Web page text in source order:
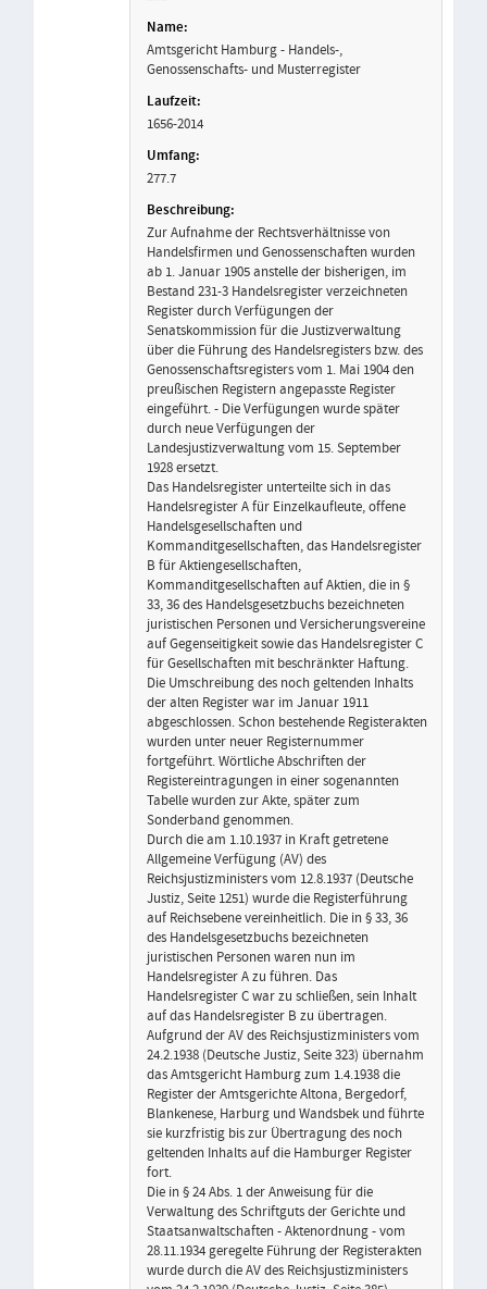
Amtsgericht Hamburg - Handels-,
Genossenschafts- und Musterregister
1656-2014
277.7
Zur Aufnahme der Rechtsverhältnisse von
Handelsfirmen und Genossenschaften wurden
ab 1. Januar 1905 anstelle der bisherigen, im
Bestand 231-3 Handelsregister verzeichneten
Register durch Verfügungen der
Senatskommission für die Justizverwaltung
über die Führung des Handelsregisters bzw. des
Genossenschaftsregisters vom 1. Mai 1904 den
preußischen Registern angepasste Register
eingeführt. - Die Verfügungen wurde später
durch neue Verfügungen der
Landesjustizverwaltung vom 15. September
1928 ersetzt.
Das Handelsregister unterteilte sich in das
Handelsregister A für Einzelkaufleute, offene
Handelsgesellschaften und
Kommanditgesellschaften, das Handelsregister
B für Aktiengesellschaften,
Kommanditgesellschaften auf Aktien, die in §
33, 36 des Handelsgesetzbuchs bezeichneten
juristischen Personen und Versicherungsvereine
auf Gegenseitigkeit sowie das Handelsregister C
für Gesellschaften mit beschränkter Haftung.
Die Umschreibung des noch geltenden Inhalts
der alten Register war im Januar 1911
abgeschlossen. Schon bestehende Registerakten
wurden unter neuer Registernummer
fortgeführt. Wörtliche Abschriften der
Registereintragungen in einer sogenannten
Tabelle wurden zur Akte, später zum
Sonderband genommen.
Durch die am 1.10.1937 in Kraft getretene
Allgemeine Verfügung (AV) des
Reichsjustizministers vom 12.8.1937 (Deutsche
Justiz, Seite 1251) wurde die Registerführung
auf Reichsebene vereinheitlich. Die in § 33, 36
des Handelsgesetzbuchs bezeichneten
juristischen Personen waren nun im
Handelsregister A zu führen. Das
Handelsregister C war zu schließen, sein Inhalt
auf das Handelsregister B zu übertragen.
Aufgrund der AV des Reichsjustizministers vom
24.2.1938 (Deutsche Justiz, Seite 323) übernahm
das Amtsgericht Hamburg zum 1.4.1938 die
Register der Amtsgerichte Altona, Bergedorf,
Blankenese, Harburg und Wandsbek und führte
sie kurzfristig bis zur Übertragung des noch
geltenden Inhalts auf die Hamburger Register
fort.
Die in § 24 Abs. 1 der Anweisung für die
Verwaltung des Schriftguts der Gerichte und
Staatsanwaltschaften - Aktenordnung - vom
28.11.1934 geregelte Führung der Registerakten
wurde durch die AV des Reichsjustizministers